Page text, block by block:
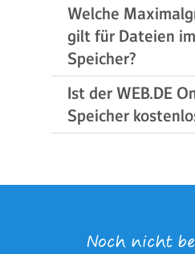
Welche
gilt für Dateien
Speicher?
Ist der WEB.DE
Speicher
Noch nicht